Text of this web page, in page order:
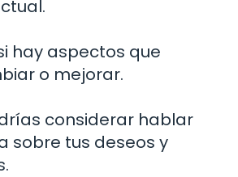
hay aspectos que
o mejorar.
considerar hablar
sobre tus deseos y